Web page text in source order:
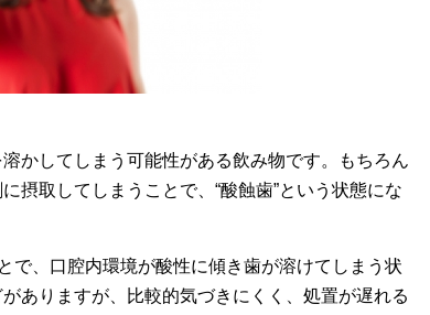
かしてしまう可能性がある飲み物です。もちろん
摂取してしまうことで、“酸蝕歯”という状態にな
で、口腔内環境が酸性に傾き歯が溶けてしまう状
ありますが、比較的気づきにくく、処置が遅れる